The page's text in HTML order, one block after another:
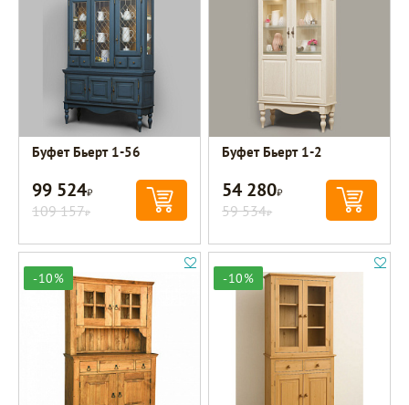
Буфет Бьерт 1-56
99 524Р
109 157Р
Буфет Бьерт 1-2
54 280Р
59 534Р
-10% -10%